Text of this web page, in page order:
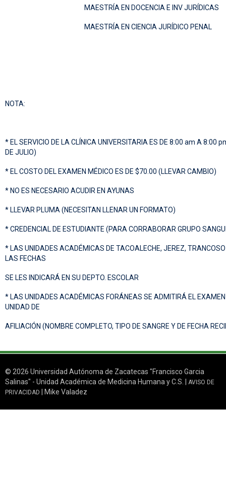
MAESTRÍA EN DOCENCIA E INV JURÍDICAS
MAESTRÍA EN CIENCIA JURÍDICO PENAL
NOTA:
* EL SERVICIO DE LA CLÍNICA UNIVERSITARIA ES DE 8:00 am A 8:00
DE JULIO)
* EL COSTO DEL EXAMEN MÉDICO ES DE $70.00 (LLEVAR CAMBIO)
* NO ES NECESARIO ACUDIR EN AYUNAS
* LLEVAR PLUMA (NECESITAN LLENAR UN FORMATO)
* CREDENCIAL DE ESTUDIANTE (PARA CORRABORAR GRUPO
* LAS UNIDADES ACADÉMICAS DE TACOALECHE, JEREZ,
LAS FECHAS
SE LES INDICARÁ EN SU DEPTO. ESCOLAR
* LAS UNIDADES ACADÉMICAS FORÁNEAS SE ADMITIRÁ EL
UNIDAD DE
AFILIACIÓN (NOMBRE COMPLETO, TIPO DE SANGRE Y DE FECHA
© 2026 Universidad Autónoma de Zacatecas "Francisco Garcia
Salinas" - Unidad Académica de Medicina Humana y C.S. | AVISO DE
PRIVACIDAD | Mike Valadez